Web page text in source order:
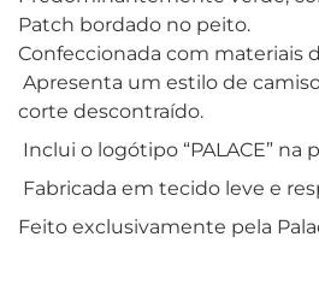
Patch bordado no peito.
Confeccionada com materiais
Apresenta um estilo de
corte descontraído.
Inclui o logótipo “PALACE”
Fabricada em tecido leve e
Feito exclusivamente pela